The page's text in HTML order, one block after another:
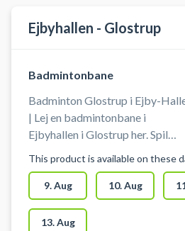
bookes op til 4 baner ved siden af
Ejbyhallen - Glostrup
Badmintonbane
Badminton Glostrup i Ejby-
| Lej en badmintonbane i
Ejbyhallen i Glostrup her. Spil
badmintonbanerne i Ejbyhallen.
Medbring selv ketcher og
This product is available on these
9. Aug 10. Aug
13. Aug